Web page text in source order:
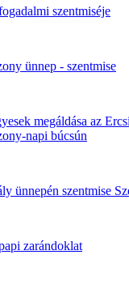
szentmiséje
ünnep - szentmise
megáldása az Ercsi
napi búcsún
ünnepén szentmise
zarándoklat